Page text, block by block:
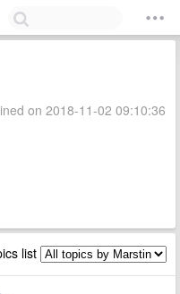
on 2018-11-02 09:10:36
list